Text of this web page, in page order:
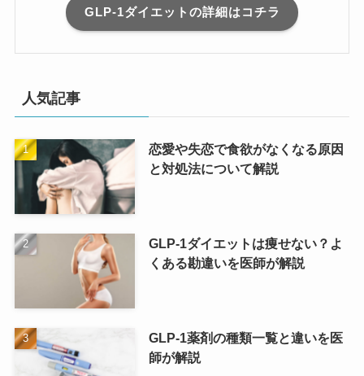
GLP-1ダイエットの詳細はコチラ
人気記事
恋愛や失恋で食欲がなくなる原因
と対処法について解説
GLP-1ダイエットは痩せない？よ
くある勘違いを医師が解説
GLP-1薬剤の種類一覧と違いを医
師が解説